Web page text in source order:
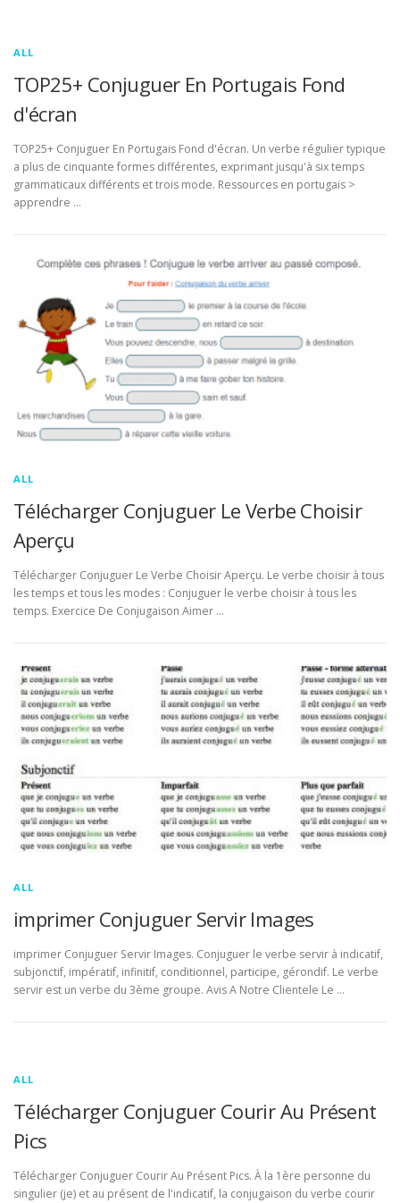
ALL
TOP25+ Conjuguer En Portugais Fond
d'écran
TOP25+ Conjuguer En Portugais Fond d'écran. Un verbe régulier typique
a plus de cinquante formes différentes, exprimant jusqu'à six temps
grammaticaux différents et trois mode. Ressources en portugais >
apprendre …
ALL
Télécharger Conjuguer Le Verbe Choisir
Aperçu
Télécharger Conjuguer Le Verbe Choisir Aperçu. Le verbe choisir à tous
les temps et tous les modes : Conjuguer le verbe choisir à tous les
temps. Exercice De Conjugaison Aimer …
ALL
imprimer Conjuguer Servir Images
imprimer Conjuguer Servir Images. Conjuguer le verbe servir à indicatif,
subjonctif, impératif, infinitif, conditionnel, participe, gérondif. Le verbe
servir est un verbe du 3ème groupe. Avis A Notre Clientele Le …
ALL
Télécharger Conjuguer Courir Au Présent
Pics
Télécharger Conjuguer Courir Au Présent Pics. À la 1ère personne du
singulier (je) et au présent de l'indicatif, la conjugaison du verbe courir